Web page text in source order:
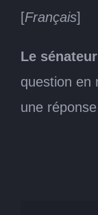
[Français]
Le
question en
une